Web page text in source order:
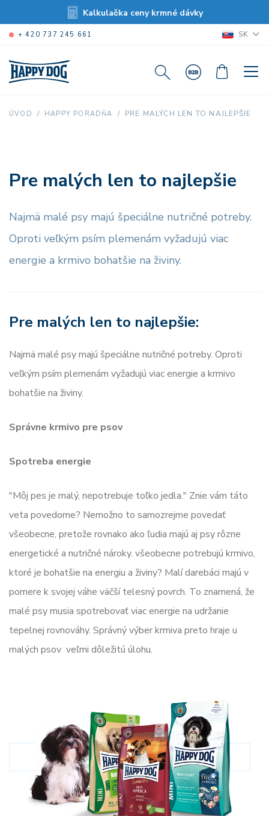
Kalkulačka ceny krmné dávky
+ 420 737 245 661 SK
ÚVOD HAPPY PORADŇA PRE MALÝCH LEN TO NAJLEPŠIE
Pre malých len to najlepšie
Najmä malé psy majú špeciálne nutričné ​​potreby.
Oproti veľkým psím plemenám vyžadujú viac
energie a krmivo bohatšie na živiny.
Pre malých len to najlepšie:
Najmä malé psy majú špeciálne nutričné ​​potreby. Oproti
veľkým psím plemenám vyžadujú viac energie a krmivo
bohatšie na živiny.
Správne krmivo pre psov
Spotreba energie
"Môj pes je malý, nepotrebuje toľko jedla." Znie vám táto
veta povedome? Nemožno to samozrejme povedať
všeobecne, pretože rovnako ako ľudia majú aj psy rôzne
energetické a nutričné ​​nároky. všeobecne potrebujú krmivo,
ktoré je bohatšie na energiu a živiny? Malí darebáci majú v
pomere k svojej váhe väčší telesný povrch. To znamená, že
malé psy musia spotrebovať viac energie na udržanie
tepelnej rovnováhy. Správný výber krmiva preto hraje u
malých psov veľmi dôležitú úlohu.